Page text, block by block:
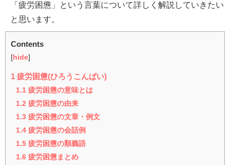
「疲労困憊」という言葉について詳しく解説していきたい
と思います。
Contents
[ hide]
1 疲労困憊(ひろうこんぱい)
1.1 疲労困憊の意味とは
1.2 疲労困憊の由来
1.3 疲労困憊の文章・例文
1.4 疲労困憊の会話例
1.5 疲労困憊の類義語
1.6 疲労困憊まとめ